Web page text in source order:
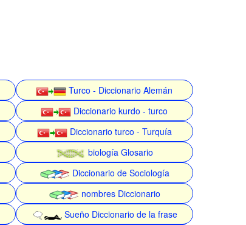
Turco - Diccionario Alemán
Diccionario kurdo - turco
Diccionario turco - Turquía
biología Glosario
Diccionario de Sociología
nombres Diccionario
Sueño Diccionario de la frase